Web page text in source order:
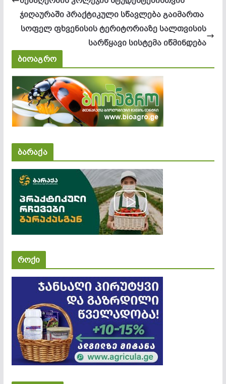
ჯიღაურაში პრაქტიკული სწავლება გაიმართა
სოფელ ფხვენისის ტერიტორიაზე სალთვისის
სარწყავი სისტემა იწმინდება
ბიოაგრო
ბარაქა
როქი